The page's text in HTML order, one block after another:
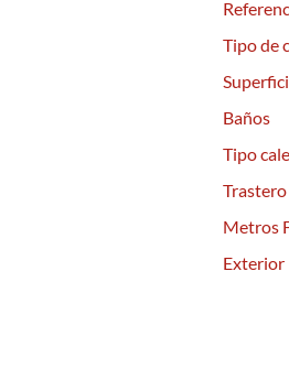
Tipo de
Baños
Tipo
Trastero
Metros
Exterior